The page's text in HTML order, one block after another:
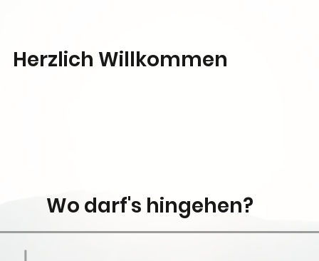
Herzlich Willkommen
Wo darf's hingehen?